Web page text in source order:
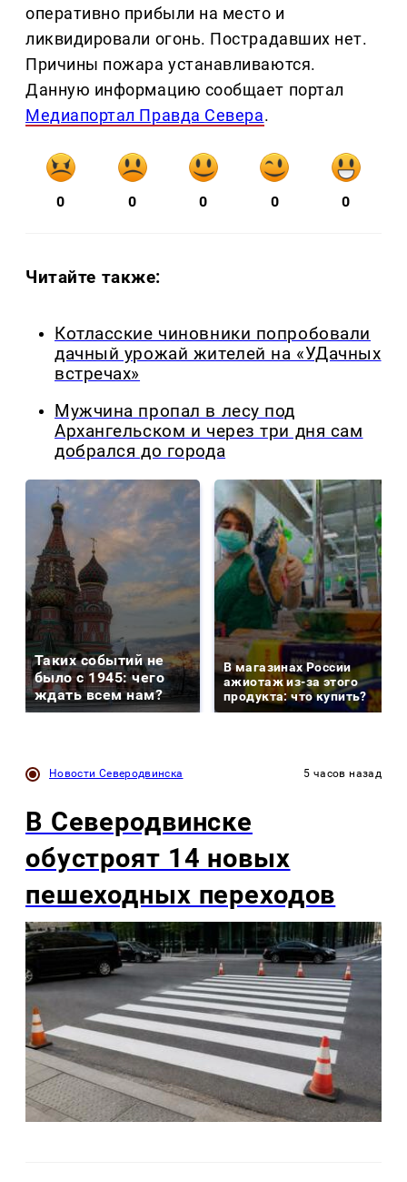
оперативно прибыли на место и
ликвидировали огонь. Пострадавших нет.
Причины пожара устанавливаются.
Данную информацию сообщает портал
Медиапортал Правда Севера.
0 0 0 0 0
Читайте также:
Котласские чиновники попробовали
дачный урожай жителей на «УДачных
встречах»
Мужчина пропал в лесу под
Архангельском и через три дня сам
добрался до города
Таких событий не
было с 1945: чего
ждать всем нам?
В магазинах России
ажиотаж из-за этого
продукта: что купить?
Новости Северодвинска 5 часов назад
В Северодвинске
обустроят 14 новых
пешеходных переходов